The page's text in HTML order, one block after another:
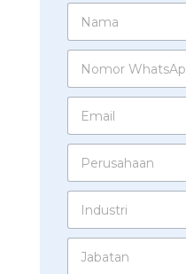
m
m
W
t
A
p
a
*
r
a
d